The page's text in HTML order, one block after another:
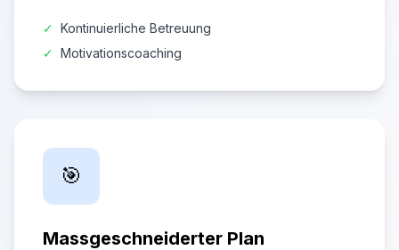
✓ Kontinuierliche Betreuung
✓ Motivationscoaching
🎯
Massgeschneiderter Plan